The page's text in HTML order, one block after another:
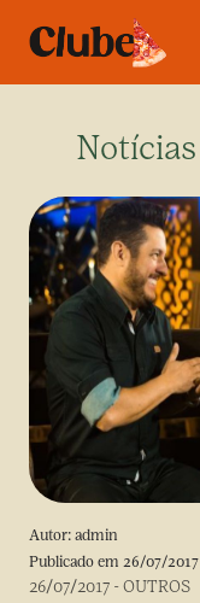
Autor: admin
Publicado em 26/07/2017
26/07/2017 -OUTROS